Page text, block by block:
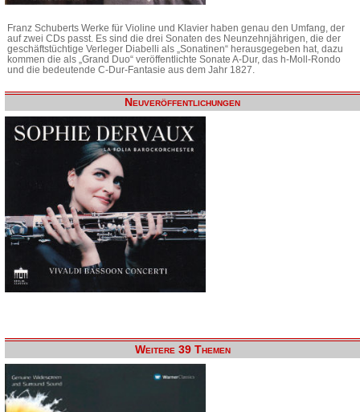
Franz Schuberts Werke für Violine und Klavier haben genau den Umfang, der
auf zwei CDs passt. Es sind die drei Sonaten des Neunzehnjährigen, die der
geschäftstüchtige Verleger Diabelli als „Sonatinen“ herausgegeben hat, dazu
kommen die als „Grand Duo“ veröffentlichte Sonate A-Dur, das h-Moll-Rondo
und die bedeutende C-Dur-Fantasie aus dem Jahr 1827.
Neuveröffentlichungen
Weitere 39 Themen